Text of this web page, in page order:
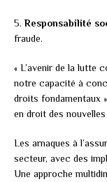
5.Responsabilité
fraude.
« L’avenir de la lutte
notre capacité à
droits fondamentaux
en droit des
Les arnaques à
secteur, avec des
Une approche